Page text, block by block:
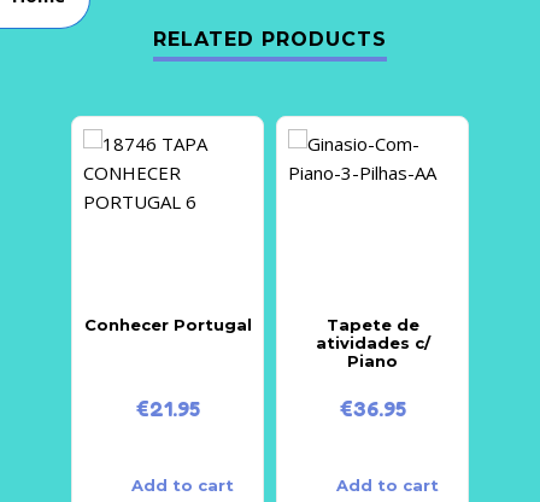
RELATED PRODUCTS
Conhecer Portugal
€21.95
Add to cart
Tapete de
atividades c/
Piano
€36.95
Add to cart